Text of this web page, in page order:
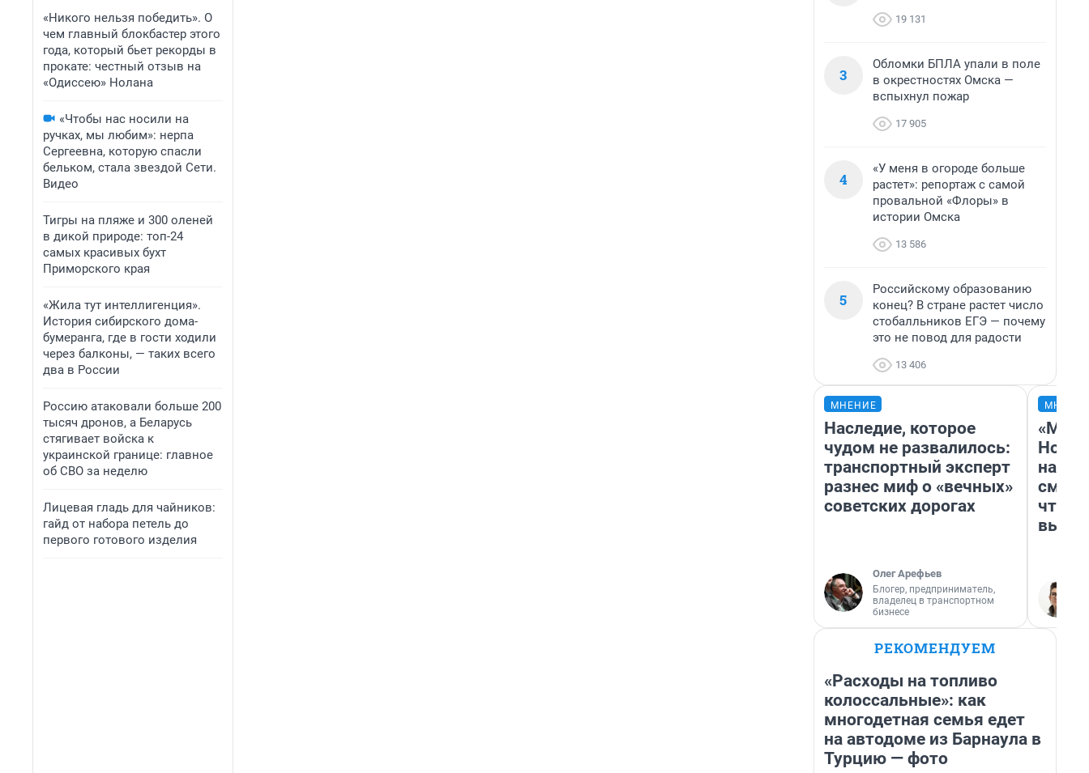
«Никого нельзя победить». О
чем главный блокбастер этого
года, который бьет рекорды в
прокате: честный отзыв на
«Одиссею» Нолана
«Чтобы нас носили на
ручках, мы любим»: нерпа
Сергеевна, которую спасли
бельком, стала звездой Сети.
Видео
Тигры на пляже и 300 оленей
в дикой природе: топ-24
самых красивых бухт
Приморского края
«Жила тут интеллигенция».
История сибирского дома-
бумеранга, где в гости ходили
через балконы, — таких всего
два в России
Россию атаковали больше 200
тысяч дронов, а Беларусь
стягивает войска к
украинской границе: главное
об СВО за неделю
Лицевая гладь для чайников:
гайд от набора петель до
первого готового изделия
19 131
3
Обломки БПЛА упали в поле
в окрестностях Омска —
вспыхнул пожар
17 905
4
«У меня в огороде больше
растет»: репортаж с самой
провальной «Флоры» в
истории Омска
13 586
5
Российскому образованию
конец? В стране растет число
стобалльников ЕГЭ — почему
это не повод для радости
13 406
МНЕНИЕ
Наследие, которое
чудом не развалилось:
транспортный эксперт
разнес миф о «вечных»
советских дорогах
Олег Арефьев
Блогер, предприниматель,
владелец в транспортном
бизнесе
«Мы
РЕКОМЕНДУЕМ
«Расходы на топливо
колоссальные»: как
многодетная семья едет
на автодоме из Барнаула в
Турцию — фото